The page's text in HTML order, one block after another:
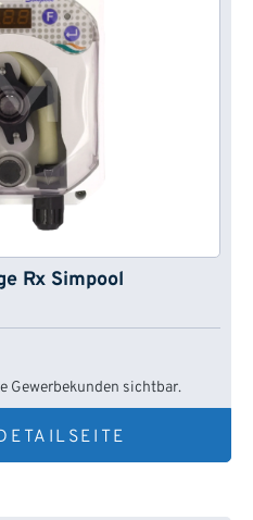
Rx Simpool
Gewerbekunden sichtbar.